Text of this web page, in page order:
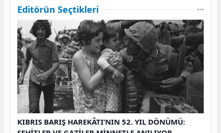
Editörün Seçtikleri
KIBRIS BARIŞ HAREKÂTI’NIN 52. YIL DÖNÜMÜ: